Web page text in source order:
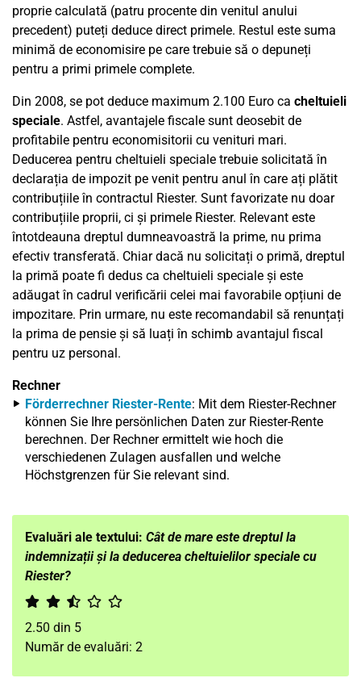
proprie calculată (patru procente din venitul anului
precedent) puteți deduce direct primele. Restul este suma
minimă de economisire pe care trebuie să o depuneți
pentru a primi primele complete.
Din 2008, se pot deduce maximum 2.100 Euro ca cheltuieli
speciale. Astfel, avantajele fiscale sunt deosebit de
profitabile pentru economisitorii cu venituri mari.
Deducerea pentru cheltuieli speciale trebuie solicitată în
declarația de impozit pe venit pentru anul în care ați plătit
contribuțiile în contractul Riester. Sunt favorizate nu doar
contribuțiile proprii, ci și primele Riester. Relevant este
întotdeauna dreptul dumneavoastră la prime, nu prima
efectiv transferată. Chiar dacă nu solicitați o primă, dreptul
la primă poate fi dedus ca cheltuieli speciale și este
adăugat în cadrul verificării celei mai favorabile opțiuni de
impozitare. Prin urmare, nu este recomandabil să renunțați
la prima de pensie și să luați în schimb avantajul fiscal
pentru uz personal.
Rechner
Förderrechner Riester-Rente: Mit dem Riester-Rechner
können Sie Ihre persönlichen Daten zur Riester-Rente
berechnen. Der Rechner ermittelt wie hoch die
verschiedenen Zulagen ausfallen und welche
Höchstgrenzen für Sie relevant sind.
Evaluări ale textului: Cât de mare este dreptul la
indemnizații și la deducerea cheltuielilor speciale cu
Riester?
2.50 din 5
Număr de evaluări: 2